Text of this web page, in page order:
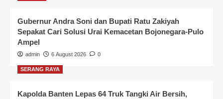
Gubernur Andra Soni dan Bupati Ratu Zakiyah
Sepakat Cari Solusi Urai Kemacetan Bojonegara-Pulo
Ampel
admin 6 August 2026 0
SERANG RAYA
Kapolda Banten Lepas 64 Truk Tangki Air Bersih,